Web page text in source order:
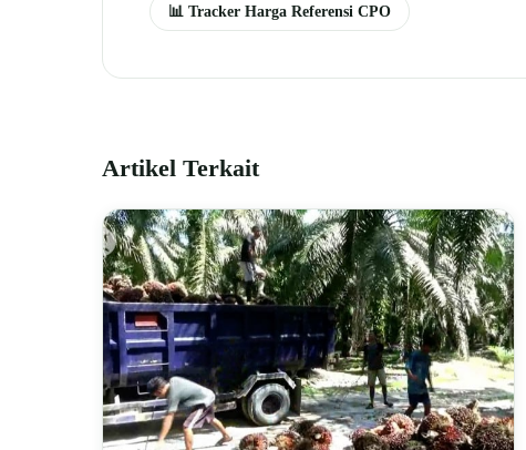
📊 Tracker Harga Referensi CPO
Artikel Terkait